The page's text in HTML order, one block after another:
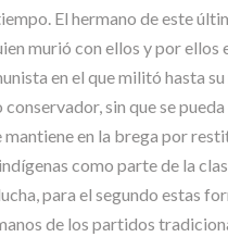
El hermano de este
murió con ellos y por ellos
en el que militó hasta
sin que se
en la brega por
como parte de la
para el segundo estas
de los partidos